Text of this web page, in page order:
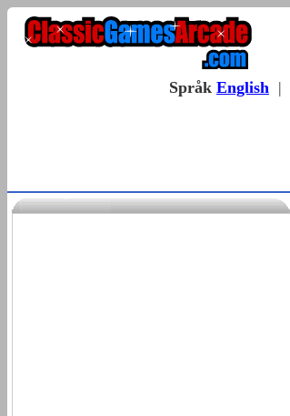
Språk English |